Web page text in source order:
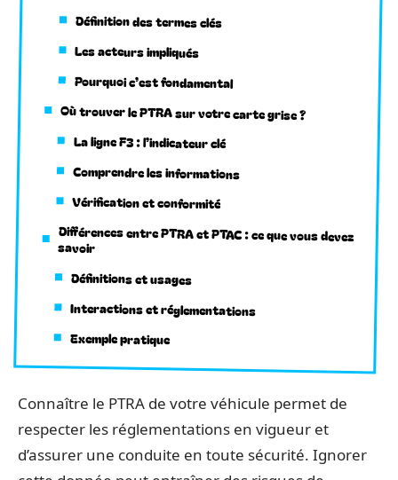
Définition des termes clés
Les acteurs impliqués
Pourquoi c’est fondamental
Où trouver le PTRA sur votre carte grise ?
La ligne F3 : l’indicateur clé
Comprendre les informations
Vérification et conformité
Différences entre PTRA et PTAC : ce que vous devez
savoir
Définitions et usages
Interactions et réglementations
Exemple pratique
Connaître le PTRA de votre véhicule permet de
respecter les réglementations en vigueur et
d’assurer une conduite en toute sécurité. Ignorer